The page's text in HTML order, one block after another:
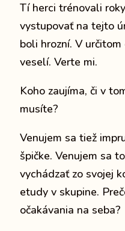
Tí herci trénovali
vystupovať na tejto
boli hrozní. V
veselí. Verte mi.
Koho zaujíma, či v
musíte?
Venujem sa tiež
špičke. Venujem sa
vychádzať zo svojej
etudy v skupine.
očakávania na seba?